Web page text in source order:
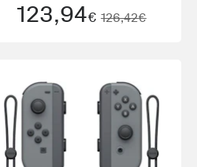
123,94€ 126,42€